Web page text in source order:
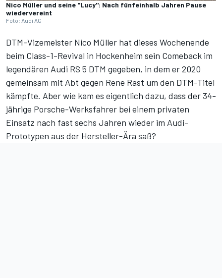
Nico Müller und seine "Lucy": Nach fünfeinhalb Jahren Pause
wiedervereint
Foto: Audi AG
DTM-Vizemeister Nico Müller hat dieses Wochenende
beim Class-1-Revival in Hockenheim sein Comeback im
legendären Audi RS 5 DTM gegeben, in dem er 2020
gemeinsam mit Abt gegen Rene Rast um den DTM-Titel
kämpfte. Aber wie kam es eigentlich dazu, dass der 34-
jährige Porsche-Werksfahrer bei einem privaten
Einsatz nach fast sechs Jahren wieder im Audi-
Prototypen aus der Hersteller-Ära saß?